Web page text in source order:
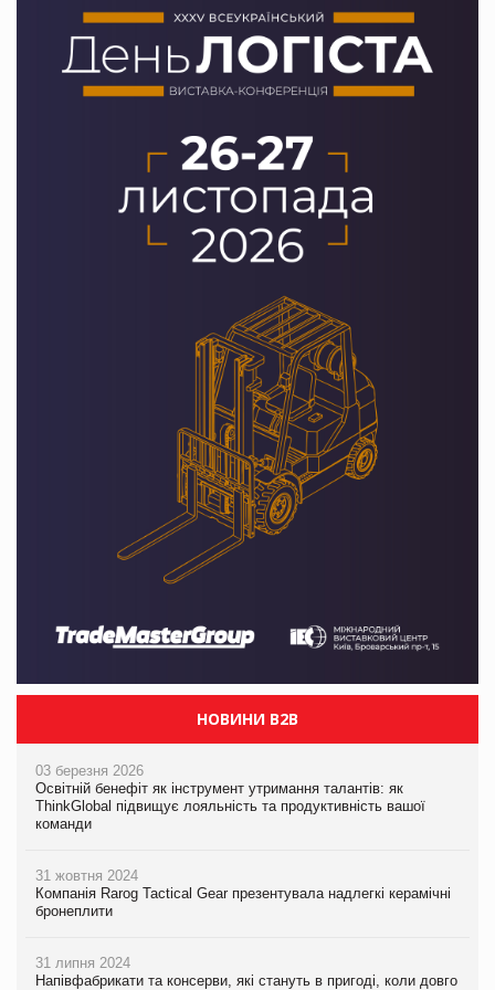
НОВИНИ B2B
03 березня 2026
Освітній бенефіт як інструмент утримання талантів: як
ThinkGlobal підвищує лояльність та продуктивність вашої
команди
31 жовтня 2024
Компанія Rarog Tactical Gear презентувала надлегкі керамічні
бронеплити
31 липня 2024
Напівфабрикати та консерви, які стануть в пригоді, коли довго